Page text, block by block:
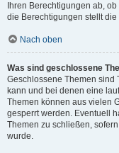
Ihren Berechtigungen ab,
die Berechtigungen stellt
Nach oben
Was sind geschlossene
Geschlossene Themen sind
kann und bei denen eine
Themen können aus vielen
gesperrt werden. Eventuell
Themen zu schließen,
wurde.